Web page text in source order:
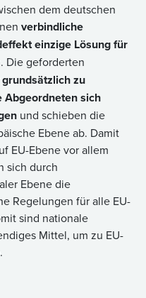
dem deutschen
verbindliche
einzige Lösung für
Die geforderten
grundsätzlich zu
Abgeordneten sich
und schieben die
Ebene ab. Damit
EU-Ebene vor allem
sich durch
Ebene die
Regelungen für alle EU-
sind nationale
Mittel, um zu EU-